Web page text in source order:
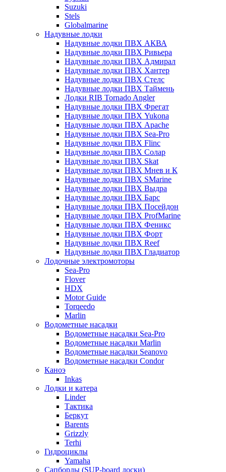
Suzuki
Stels
Globalmarine
Надувные лодки
Надувные лодки ПВХ АКВА
Надувные лодки ПВХ Ривьера
Надувные лодки ПВХ Адмирал
Надувные лодки ПВХ Хантер
Надувные лодки ПВХ Стелс
Надувные лодки ПВХ Таймень
Лодки RIB Tornado Angler
Надувные лодки ПВХ Фрегат
Надувные лодки ПВХ Yukona
Надувные лодки ПВХ Apache
Надувные лодки ПВХ Sea-Pro
Надувные лодки ПВХ Flinc
Надувные лодки ПВХ Солар
Надувные лодки ПВХ Skat
Надувные лодки ПВХ Мнев и К
Надувные лодки ПВХ SMarine
Надувные лодки ПВХ Выдра
Надувные лодки ПВХ Барс
Надувные лодки ПВХ Посейдон
Надувные лодки ПВХ ProfMarine
Надувные лодки ПВХ Феникс
Надувные лодки ПВХ Форт
Надувные лодки ПВХ Reef
Надувные лодки ПВХ Гладиатор
Лодочные электромоторы
Sea-Pro
Flover
HDX
Motor Guide
Torqeedo
Marlin
Водометные насадки
Водометные насадки Sea-Pro
Водометные насадки Marlin
Водометные насадки Seanovo
Водометные насадки Condor
Каноэ
Inkas
Лодки и катера
Linder
Тактика
Беркут
Barents
Grizzly
Terhi
Гидроциклы
Yamaha
Сапборды (SUP-board доски)